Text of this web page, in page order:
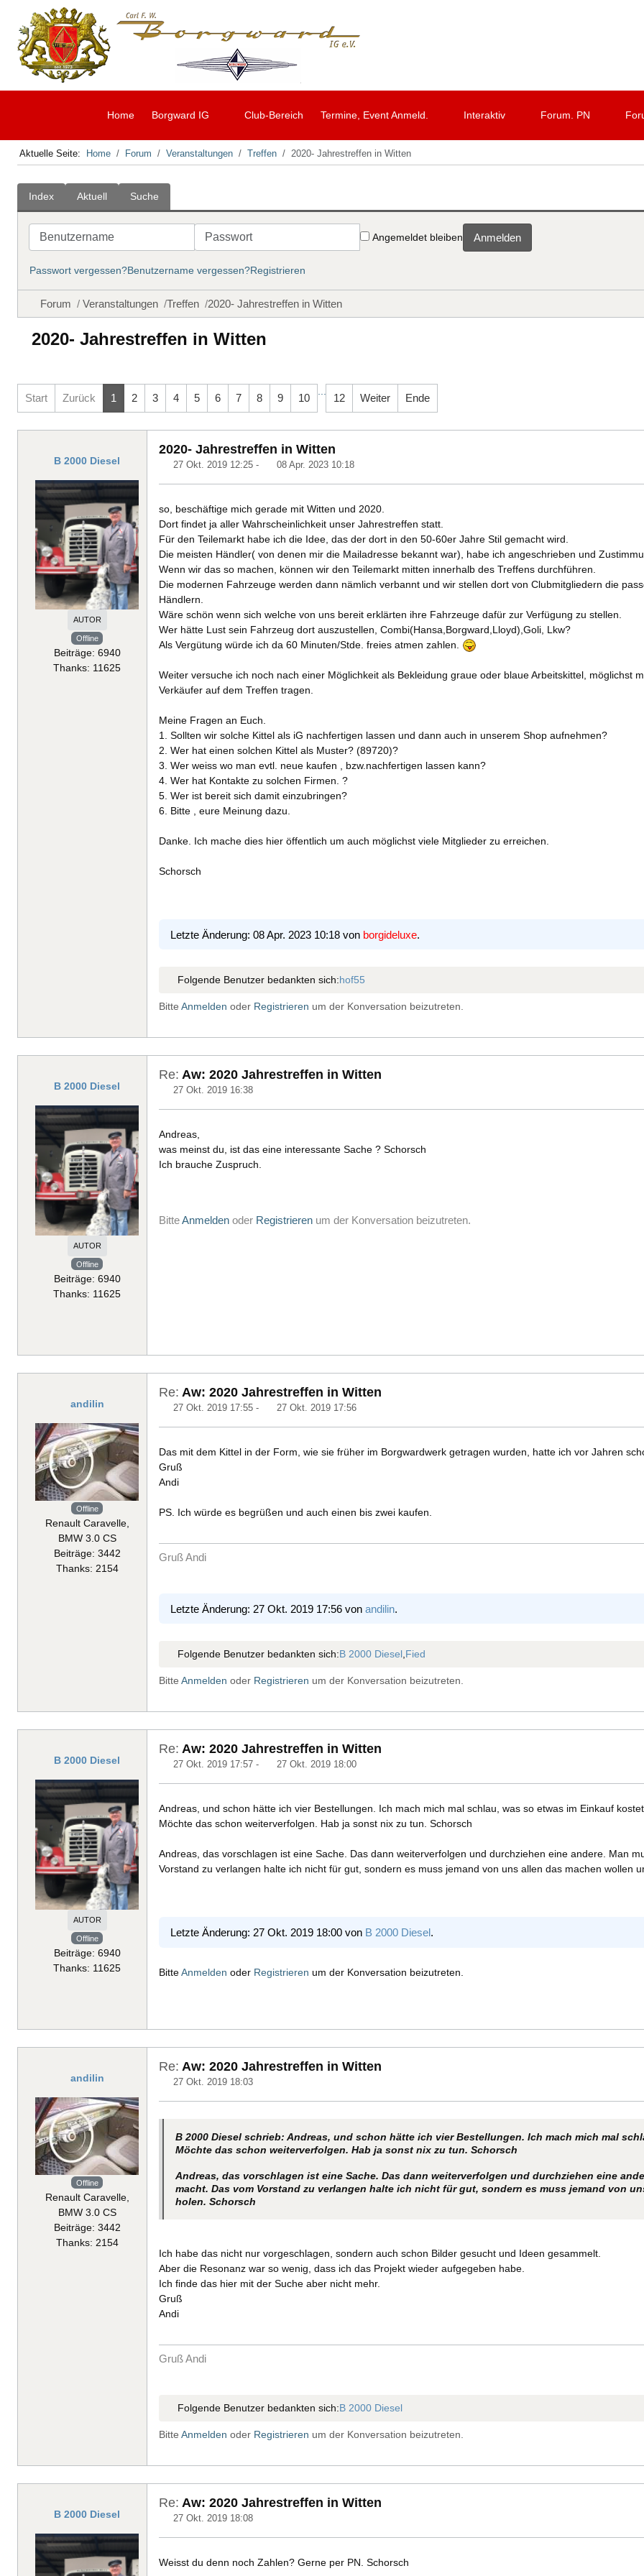
Home Borgward IG Club-Bereich Termine, Event Anmeld. Interaktiv Forum. PN
Aktuelle Seite: Home Forum Veranstaltungen Treffen 2020- Jahrestreffen in Witten
Index Aktuell Suche
Benutzername Passwort
Angemeldet bleiben Anmelden
Passwort vergessen?Benutzername vergessen?Registrieren
Forum Veranstaltungen Treffen 2020- Jahrestreffen in Witten
2020- Jahrestreffen in Witten
Start Zurück 1 2 3 4 5 6 7 8 9 10 12 Weiter Ende
B 2000 Diesel
AUTOR
Offline
Beiträge: 6940
Thanks: 11625
2020- Jahrestreffen in Witten
27 Okt. 2019 12:25 - 08 Apr. 2023 10:18
so, beschäftige mich gerade mit Witten und 2020.
Dort findet ja aller Wahrscheinlichkeit unser Jahrestreffen statt.
Für den Teilemarkt habe ich die Idee, das der dort in den 50-60er Jahre Stil gemacht wird.
Die meisten Händler( von denen mir die Mailadresse bekannt war), habe ich angeschrieben und
Wenn wir das so machen, können wir den Teilemarkt mitten innerhalb des Treffens durchführen.
Die modernen Fahrzeuge werden dann nämlich verbannt und wir stellen dort von Clubmitgliedern die
Händlern.
Wäre schön wenn sich welche von uns bereit erklärten ihre Fahrzeuge dafür zur Verfügung zu stellen.
Wer hätte Lust sein Fahrzeug dort auszustellen, Combi(Hansa,Borgward,Lloyd),Goli, Lkw?
Als Vergütung würde ich da 60 Minuten/Stde. freies atmen zahlen.
Weiter versuche ich noch nach einer Möglichkeit als Bekleidung graue oder blaue Arbeitskittel, möglichst
Verkäufer auf dem Treffen tragen.
Meine Fragen an Euch.
1. Sollten wir solche Kittel als iG nachfertigen lassen und dann auch in unserem Shop aufnehmen?
2. Wer hat einen solchen Kittel als Muster? (89720)?
3. Wer weiss wo man evtl. neue kaufen , bzw.nachfertigen lassen kann?
4. Wer hat Kontakte zu solchen Firmen. ?
5. Wer ist bereit sich damit einzubringen?
6. Bitte , eure Meinung dazu.
Danke. Ich mache dies hier öffentlich um auch möglichst viele Mitglieder zu erreichen.
Schorsch
Letzte Änderung: 08 Apr. 2023 10:18 von borgideluxe.
Folgende Benutzer bedankten sich:hof55
Bitte Anmelden oder Registrieren um der Konversation beizutreten.
B 2000 Diesel
AUTOR
Offline
Beiträge: 6940
Thanks: 11625
Re: Aw: 2020 Jahrestreffen in Witten
27 Okt. 2019 16:38
Andreas,
was meinst du, ist das eine interessante Sache ? Schorsch
Ich brauche Zuspruch.
BitteAnmelden oder Registrieren um der Konversation beizutreten.
andilin
Offline
Renault Caravelle,
BMW 3.0 CS
Beiträge: 3442
Thanks: 2154
Re: Aw: 2020 Jahrestreffen in Witten
27 Okt. 2019 17:55 - 27 Okt. 2019 17:56
Das mit dem Kittel in der Form, wie sie früher im Borgwardwerk getragen wurden, hatte ich vor Jahren
Gruß
Andi
PS. Ich würde es begrüßen und auch einen bis zwei kaufen.
Gruß Andi
Letzte Änderung: 27 Okt. 2019 17:56 von andilin.
Folgende Benutzer bedankten sich:B 2000 Diesel,Fied
Bitte Anmelden oder Registrieren um der Konversation beizutreten.
B 2000 Diesel
AUTOR
Offline
Beiträge: 6940
Thanks: 11625
Re: Aw: 2020 Jahrestreffen in Witten
27 Okt. 2019 17:57 - 27 Okt. 2019 18:00
Andreas, und schon hätte ich vier Bestellungen. Ich mach mich mal schlau, was so etwas im Einkauf
Möchte das schon weiterverfolgen. Hab ja sonst nix zu tun. Schorsch
Andreas, das vorschlagen ist eine Sache. Das dann weiterverfolgen und durchziehen eine andere. Man
Vorstand zu verlangen halte ich nicht für gut, sondern es muss jemand von uns allen das machen wollen
Letzte Änderung: 27 Okt. 2019 18:00 von B 2000 Diesel.
BitteAnmelden oder Registrieren um der Konversation beizutreten.
andilin
Offline
Renault Caravelle,
BMW 3.0 CS
Beiträge: 3442
Thanks: 2154
Re: Aw: 2020 Jahrestreffen in Witten
27 Okt. 2019 18:03
B 2000 Diesel schrieb: Andreas, und schon hätte ich vier Bestellungen. Ich mach mich mal
Möchte das schon weiterverfolgen. Hab ja sonst nix zu tun. Schorsch
Andreas, das vorschlagen ist eine Sache. Das dann weiterverfolgen und durchziehen eine
macht. Das vom Vorstand zu verlangen halte ich nicht für gut, sondern es muss jemand von
holen. Schorsch
Ich habe das nicht nur vorgeschlagen, sondern auch schon Bilder gesucht und Ideen gesammelt.
Aber die Resonanz war so wenig, dass ich das Projekt wieder aufgegeben habe.
Ich finde das hier mit der Suche aber nicht mehr.
Gruß
Andi
Gruß Andi
Folgende Benutzer bedankten sich:B 2000 Diesel
Bitte Anmelden oder Registrieren um der Konversation beizutreten.
B 2000 Diesel
Re: Aw: 2020 Jahrestreffen in Witten
27 Okt. 2019 18:08
Weisst du denn noch Zahlen? Gerne per PN. Schorsch